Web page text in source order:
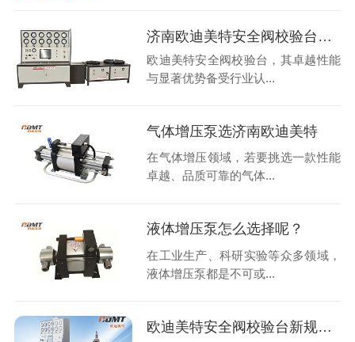
济南欧迪美特安全阀校验台好在哪里？
欧迪美特安全阀校验台，其卓越性能
与显著优势备受行业认...
气体增压泵选济南欧迪美特
在气体增压领域，若要挑选一款性能
卓越、品质可靠的气体...
液体增压泵怎么选择呢？
在工业生产、科研实验等众多领域，
液体增压泵都是不可或...
欧迪美特安全阀校验台新规改造